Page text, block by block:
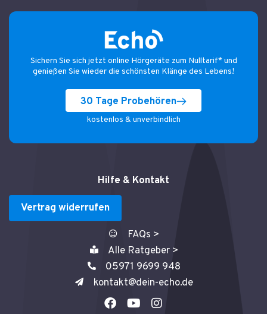
Sichern Sie sich jetzt online Hörgeräte zum Nulltarif* und
genießen Sie wieder die schönsten Klänge des Lebens!
30 Tage Probehören
kostenlos & unverbindlich
Hilfe & Kontakt
Vertrag widerrufen
FAQs >
Alle Ratgeber >
05971 9699 948
kontakt@dein-echo.de
F Y I